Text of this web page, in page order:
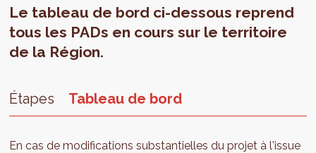
Le tableau de bord ci-dessous reprend
tous les PADs en cours sur le territoire
de la Région.
Étapes Tableau de bord
En cas de modifications substantielles du projet à l'issue